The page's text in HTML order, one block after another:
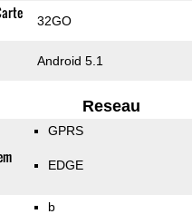
32GO
Android 5.1
Reseau
GPRS
EDGE
b